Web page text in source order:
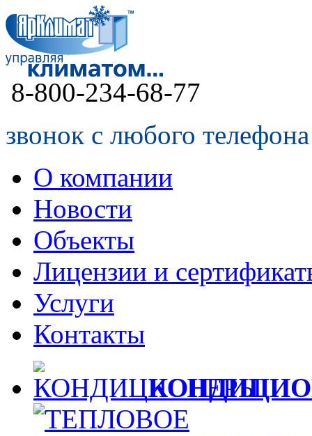
8-800-234-68-77
звонок с любого
О компании
Новости
Объекты
Лицензии и
Услуги
Контакты